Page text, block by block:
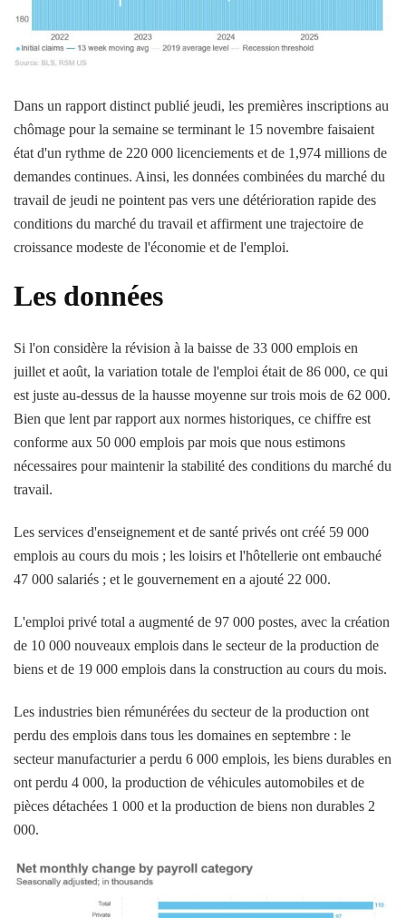
Dans un rapport distinct publié jeudi, les premières inscriptions au
chômage pour la semaine se terminant le 15 novembre faisaient
état d'un rythme de 220 000 licenciements et de 1,974 millions de
demandes continues. Ainsi, les données combinées du marché du
travail de jeudi ne pointent pas vers une détérioration rapide des
conditions du marché du travail et affirment une trajectoire de
croissance modeste de l'économie et de l'emploi.
Les données
Si l'on considère la révision à la baisse de 33 000 emplois en
juillet et août, la variation totale de l'emploi était de 86 000, ce qui
est juste au-dessus de la hausse moyenne sur trois mois de 62 000.
Bien que lent par rapport aux normes historiques, ce chiffre est
conforme aux 50 000 emplois par mois que nous estimons
nécessaires pour maintenir la stabilité des conditions du marché du
travail.
Les services d'enseignement et de santé privés ont créé 59 000
emplois au cours du mois ; les loisirs et l'hôtellerie ont embauché
47 000 salariés ; et le gouvernement en a ajouté 22 000.
L'emploi privé total a augmenté de 97 000 postes, avec la création
de 10 000 nouveaux emplois dans le secteur de la production de
biens et de 19 000 emplois dans la construction au cours du mois.
Les industries bien rémunérées du secteur de la production ont
perdu des emplois dans tous les domaines en septembre : le
secteur manufacturier a perdu 6 000 emplois, les biens durables en
ont perdu 4 000, la production de véhicules automobiles et de
pièces détachées 1 000 et la production de biens non durables 2
000.